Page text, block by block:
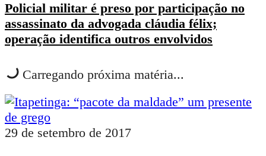
Policial militar é preso por participação no
assassinato da advogada cláudia félix;
operação identifica outros envolvidos
Carregando próxima matéria...
29 de setembro de 2017